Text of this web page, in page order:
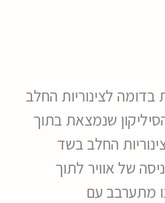
לצינוריות החלב
שנמצאת בתוך
החלב בשד
של אוויר לתוך
מתערבב עם